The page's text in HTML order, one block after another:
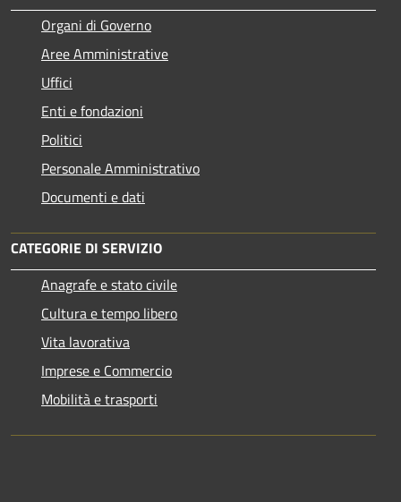
Organi di Governo
Aree Amministrative
Uffici
Enti e fondazioni
Politici
Personale Amministrativo
Documenti e dati
CATEGORIE DI SERVIZIO
Anagrafe e stato civile
Cultura e tempo libero
Vita lavorativa
Imprese e Commercio
Mobilità e trasporti